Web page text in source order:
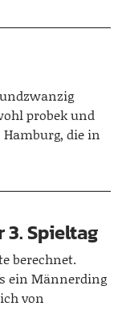
probek und
die in
Spieltag
berechnet.
ein Männerding
von